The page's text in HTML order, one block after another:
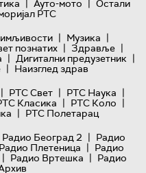
| Ауто-мото | Остали
РТС
| Музика |
познатих | Здравље |
| Дигитални предузетник |
| Наизглед здрав
| РТС Свет | РТС Наука |
Класика | РТС Коло |
| РТС Полетарац
Радио Београд 2 | Радио
Радио Плетеница | Радио
| Радио Вртешка | Радио